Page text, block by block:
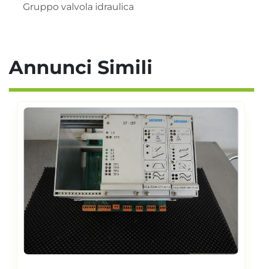
Gruppo valvola idraulica
Annunci Simili